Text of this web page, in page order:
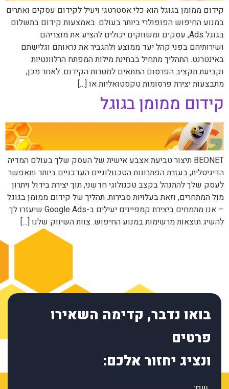
קידום ממומן בגוגל הוא כלי אסטרטגי ויעיל לקידום עסקים ואתרים
במנוע החיפוש הפופולרי ביותר בעולם. באמצעות קידום בתשלום
בגוגל Ads, עסקים ומשווקים יכולים להציע את מוצריהם
ושירותיהם בפני קהל יעד ממוצע ולהגביר את נראותם וגלישתם
באינטרנט. התהליך מתחיל בבחינת מילות המפתח הרלוונטיות
וקביעת תקציב הפרסום המתאים למטרות הקידום. לאחר מכן,
מתבצעות יצירת פרסומות טקסטואליות או […]
קידום ממומן בגוגל
BEONET תיצור טביעת אצבע אישית של העסק שלך בעולם המדיה
הדיגיטלית, בעזרת הפתרונות הטכנולוגיים העדכניים ביותר ותאפשר
לעסק שלך להתנהל בקצב טכנולוגי חדשני, תוך יצירת בידול ויתרון
מול המתחרים, וזאת בעלויות סבירות. תהליך של קידום ממומן בגוגל
– אנו מתמחים ביצירת קמפיינים יעילים ב-Google Ads שיעזרו לך
להשיג תוצאות מרשימות במנוע החיפוש. צוות השיווק שלנו […]
בואו נדבר, קדימה השאירו
פרטים
ונציג יחזור אלכם: